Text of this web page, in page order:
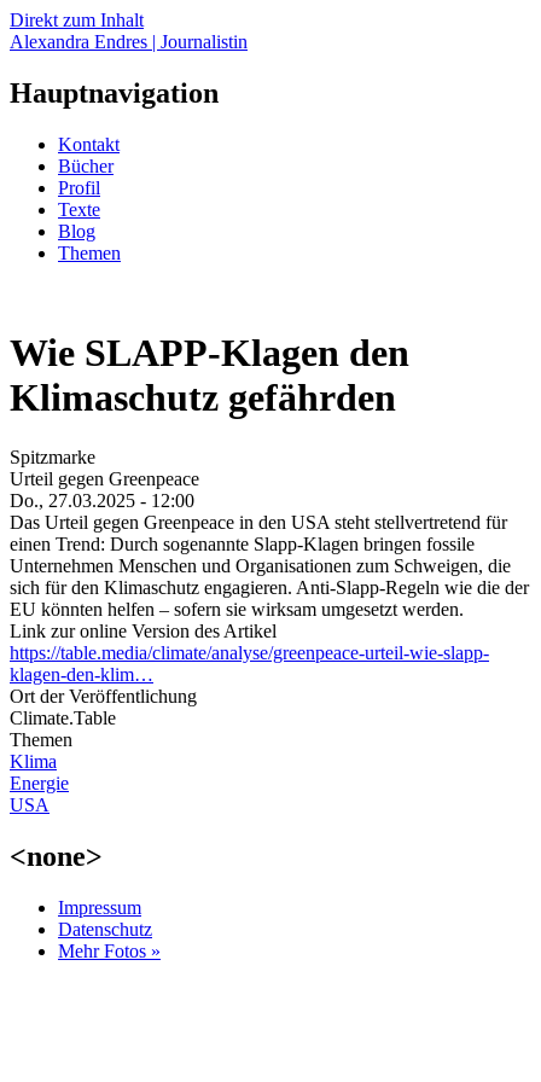
Direkt zum Inhalt
Alexandra Endres | Journalistin
Hauptnavigation
Kontakt
Bücher
Profil
Texte
Blog
Themen
Wie SLAPP-Klagen den
Klimaschutz gefährden
Spitzmarke
Urteil gegen Greenpeace
Do., 27.03.2025 - 12:00
Das Urteil gegen Greenpeace in den USA steht stellvertretend für
einen Trend: Durch sogenannte Slapp-Klagen bringen fossile
Unternehmen Menschen und Organisationen zum Schweigen, die
sich für den Klimaschutz engagieren. Anti-Slapp-Regeln wie die der
EU könnten helfen – sofern sie wirksam umgesetzt werden.
Link zur online Version des Artikel
https://table.media/climate/analyse/greenpeace-urteil-wie-slapp-
klagen-den-klim…
Ort der Veröffentlichung
Climate.Table
Themen
Klima
Energie
USA
<none>
Impressum
Datenschutz
Mehr Fotos »